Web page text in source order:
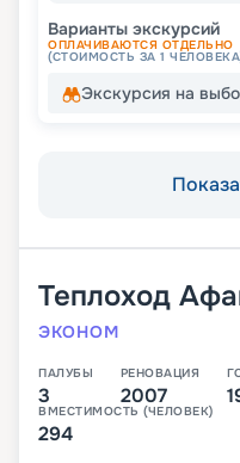
Варианты экскурсий
ОПЛАЧИВАЮТСЯ ОТДЕЛЬНО
(СТОИМОСТЬ ЗА 1
Экскурсия на
Теплоход
ЭКОНОМ
ПАЛУБЫ
3
РЕНОВАЦИЯ
2007
ВМЕСТИМОСТЬ (ЧЕЛОВЕК)
294